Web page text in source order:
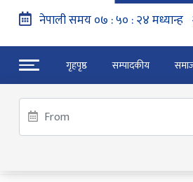
गृहपृष्ठ सम्पादकीय
ट्रेन्डिङ
हङ्गेरी सरकारले एकल
“जेन जी”
फागुन २१ गते हुने